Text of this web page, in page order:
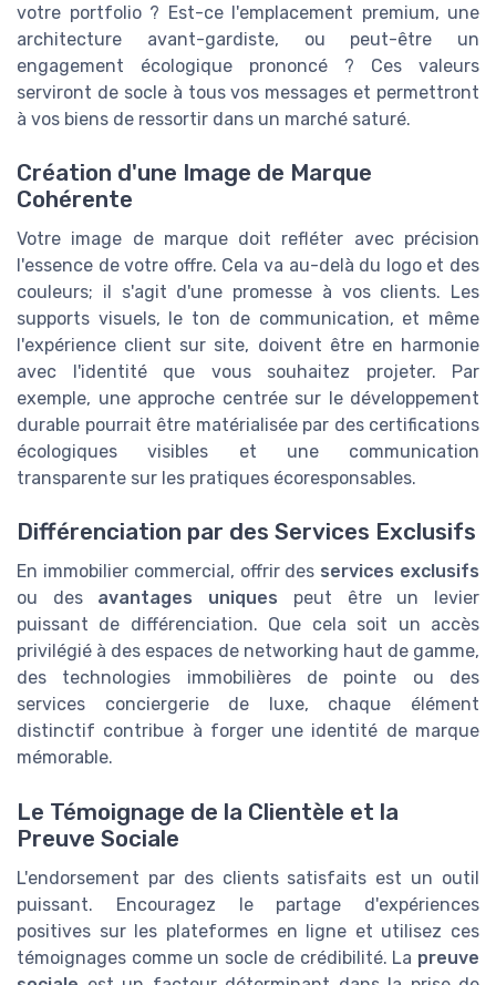
votre portfolio ? Est-ce l'emplacement premium, une
architecture avant-gardiste, ou peut-être un
engagement écologique prononcé ? Ces valeurs
serviront de socle à tous vos messages et permettront
à vos biens de ressortir dans un marché saturé.
Création d'une Image de Marque
Cohérente
Votre image de marque doit refléter avec précision
l'essence de votre offre. Cela va au-delà du logo et des
couleurs; il s'agit d'une promesse à vos clients. Les
supports visuels, le ton de communication, et même
l'expérience client sur site, doivent être en harmonie
avec l'identité que vous souhaitez projeter. Par
exemple, une approche centrée sur le développement
durable pourrait être matérialisée par des certifications
écologiques visibles et une communication
transparente sur les pratiques écoresponsables.
Différenciation par des Services Exclusifs
En immobilier commercial, offrir des services exclusifs
ou des avantages uniques peut être un levier
puissant de différenciation. Que cela soit un accès
privilégié à des espaces de networking haut de gamme,
des technologies immobilières de pointe ou des
services conciergerie de luxe, chaque élément
distinctif contribue à forger une identité de marque
mémorable.
Le Témoignage de la Clientèle et la
Preuve Sociale
L'endorsement par des clients satisfaits est un outil
puissant. Encouragez le partage d'expériences
positives sur les plateformes en ligne et utilisez ces
témoignages comme un socle de crédibilité. La preuve